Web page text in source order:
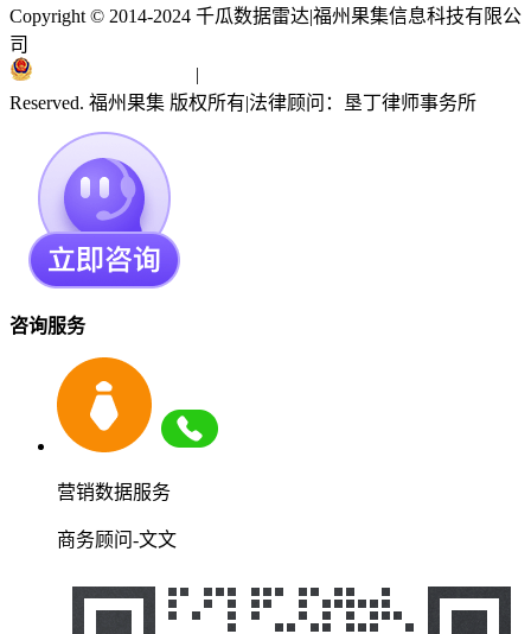
Copyright © 2014-2024 千瓜数据雷达|福州果集信息科技有限公
司
|
Reserved. 福州果集 版权所有|法律顾问：垦丁律师事务所
咨询服务
营销数据服务
商务顾问-文文